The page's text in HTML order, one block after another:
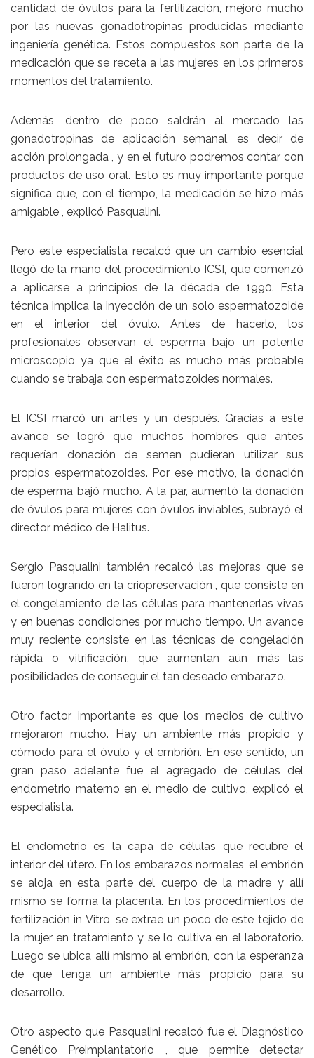
cantidad de óvulos para la fertilización, mejoró mucho
por las nuevas gonadotropinas producidas mediante
ingeniería genética. Estos compuestos son parte de la
medicación que se receta a las mujeres en los primeros
momentos del tratamiento.
Además, dentro de poco saldrán al mercado las
gonadotropinas de aplicación semanal, es decir de
acción prolongada , y en el futuro podremos contar con
productos de uso oral. Esto es muy importante porque
significa que, con el tiempo, la medicación se hizo más
amigable , explicó Pasqualini.
Pero este especialista recalcó que un cambio esencial
llegó de la mano del procedimiento ICSI, que comenzó
a aplicarse a principios de la década de 1990. Esta
técnica implica la inyección de un solo espermatozoide
en el interior del óvulo. Antes de hacerlo, los
profesionales observan el esperma bajo un potente
microscopio ya que el éxito es mucho más probable
cuando se trabaja con espermatozoides normales.
El ICSI marcó un antes y un después. Gracias a este
avance se logró que muchos hombres que antes
requerían donación de semen pudieran utilizar sus
propios espermatozoides. Por ese motivo, la donación
de esperma bajó mucho. A la par, aumentó la donación
de óvulos para mujeres con óvulos inviables, subrayó el
director médico de Halitus.
Sergio Pasqualini también recalcó las mejoras que se
fueron logrando en la criopreservación , que consiste en
el congelamiento de las células para mantenerlas vivas
y en buenas condiciones por mucho tiempo. Un avance
muy reciente consiste en las técnicas de congelación
rápida o vitrificación, que aumentan aún más las
posibilidades de conseguir el tan deseado embarazo.
Otro factor importante es que los medios de cultivo
mejoraron mucho. Hay un ambiente más propicio y
cómodo para el óvulo y el embrión. En ese sentido, un
gran paso adelante fue el agregado de células del
endometrio materno en el medio de cultivo, explicó el
especialista.
El endometrio es la capa de células que recubre el
interior del útero. En los embarazos normales, el embrión
se aloja en esta parte del cuerpo de la madre y allí
mismo se forma la placenta. En los procedimientos de
fertilización in Vitro, se extrae un poco de este tejido de
la mujer en tratamiento y se lo cultiva en el laboratorio.
Luego se ubica allí mismo al embrión, con la esperanza
de que tenga un ambiente más propicio para su
desarrollo.
Otro aspecto que Pasqualini recalcó fue el Diagnóstico
Genético Preimplantatorio , que permite detectar